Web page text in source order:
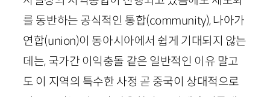
를 동반하는 공식적인 통합(community), 나아가
연합(union)이 동아시아에서 쉽게 기대되지 않는
데는, 국가간 이익충돌 같은 일반적인 이유 말고
도 이 지역의 특수한 사정 곧 중국이 상대적으로